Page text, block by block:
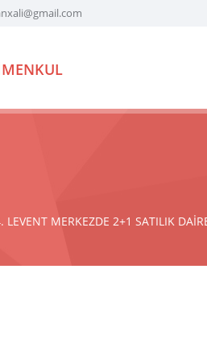
LEVENT MERKEZDE 2+1 SATILIK